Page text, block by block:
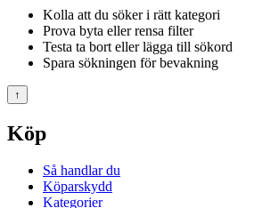
Kolla att du söker i rätt kategori
Prova byta eller rensa filter
Testa ta bort eller lägga till sökord
Spara sökningen för bevakning
↑
Köp
Så handlar du
Köparskydd
Kategorier